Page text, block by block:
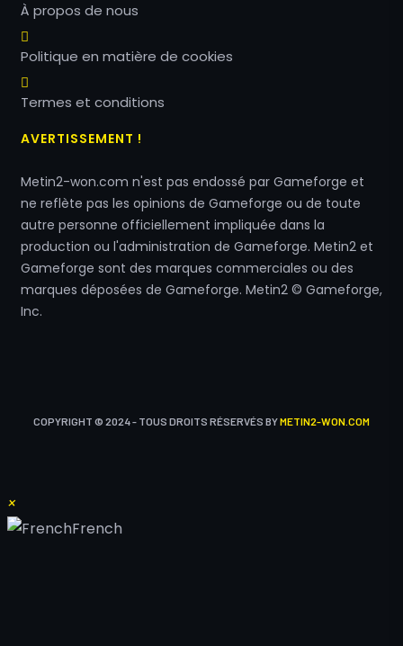
À propos de nous
Politique en matière de cookies
Termes et conditions
AVERTISSEMENT !
Metin2-won.com n'est pas endossé par Gameforge et
ne reflète pas les opinions de Gameforge ou de toute
autre personne officiellement impliquée dans la
production ou l'administration de Gameforge. Metin2 et
Gameforge sont des marques commerciales ou des
marques déposées de Gameforge. Metin2 © Gameforge,
Inc.
COPYRIGHT © 2024 - TOUS DROITS RÉSERVÉS BYMETIN2-WON.COM
×
French